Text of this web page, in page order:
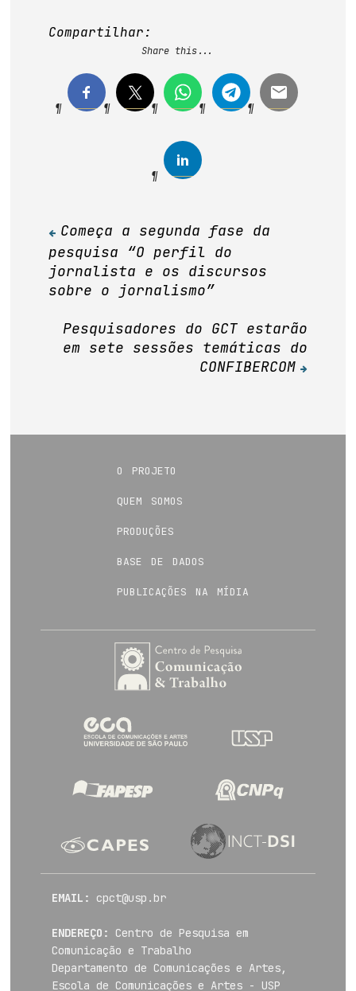
Compartilhar:
Share this...
Navegação
de
Post
Começa a segunda fase da
pesquisa “O perfil do
jornalista e os discursos
sobre o jornalismo”
Pesquisadores do GCT estarão
em sete sessões temáticas do
CONFIBERCOM
o projeto
quem somos
produções
base de dados
publicações na mídia
EMAIL: cpct@usp.br
ENDEREÇO:
Centro de Pesquisa em
Comunicação e Trabalho
Departamento de Comunicações e Artes,
Escola de Comunicações e Artes - USP